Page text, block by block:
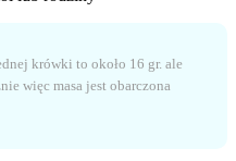
krówki to około 16 gr. ale
więc masa jest obarczona